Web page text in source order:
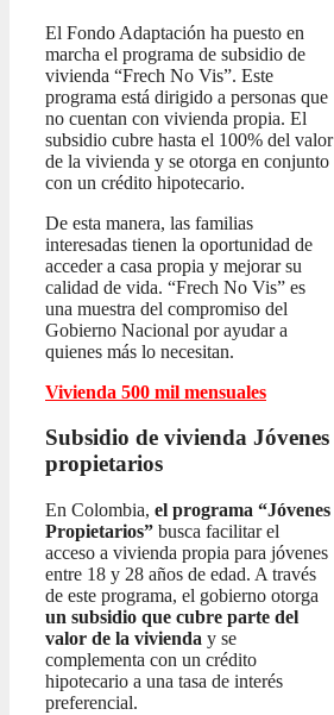
El Fondo Adaptación ha puesto en
marcha el programa de subsidio de
vivienda “Frech No Vis”. Este
programa está dirigido a personas que
no cuentan con vivienda propia. El
subsidio cubre hasta el 100% del valor
de la vivienda y se otorga en conjunto
con un crédito hipotecario.
De esta manera, las familias
interesadas tienen la oportunidad de
acceder a casa propia y mejorar su
calidad de vida. “Frech No Vis” es
una muestra del compromiso del
Gobierno Nacional por ayudar a
quienes más lo necesitan.
Vivienda 500 mil mensuales
Subsidio de vivienda Jóvenes
propietarios
En Colombia, el programa “Jóvenes
Propietarios” busca facilitar el
acceso a vivienda propia para jóvenes
entre 18 y 28 años de edad. A través
de este programa, el gobierno otorga
un subsidio que cubre parte del
valor de la vivienda y se
complementa con un crédito
hipotecario a una tasa de interés
preferencial.